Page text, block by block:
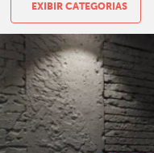
EXIBIR CATEGORIAS